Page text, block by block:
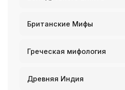
Британские Мифы
Греческая мифология
Древняя Индия